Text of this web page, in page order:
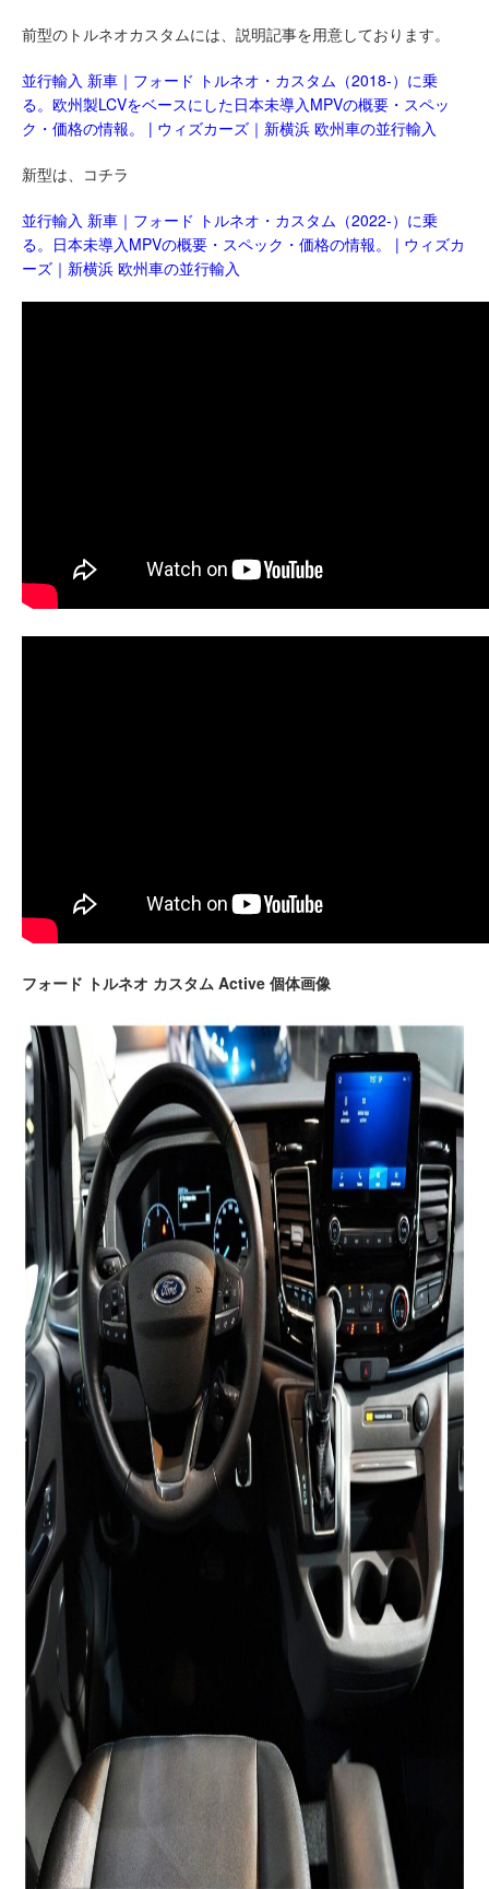
前型のトルネオカスタムには、説明記事を用意しております。
並行輸入 新車｜フォード トルネオ・カスタム（2018-）に乗
る。欧州製LCVをベースにした日本未導入MPVの概要・スペッ
ク・価格の情報。 | ウィズカーズ｜新横浜 欧州車の並行輸入
新型は、コチラ
並行輸入 新車｜フォード トルネオ・カスタム（2022-）に乗
る。日本未導入MPVの概要・スペック・価格の情報。 | ウィズカ
ーズ｜新横浜 欧州車の並行輸入
フォード トルネオ カスタム Active 個体画像